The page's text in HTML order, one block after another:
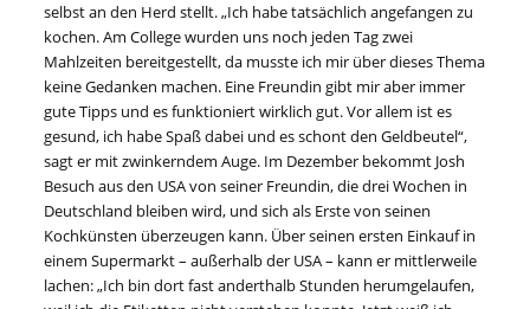
selbst an den Herd stellt. „Ich habe tatsächlich angefangen zu
kochen. Am College wurden uns noch jeden Tag zwei
Mahlzeiten bereitgestellt, da musste ich mir über dieses Thema
keine Gedanken machen. Eine Freundin gibt mir aber immer
gute Tipps und es funktioniert wirklich gut. Vor allem ist es
gesund, ich habe Spaß dabei und es schont den Geldbeutel“,
sagt er mit zwinkerndem Auge. Im Dezember bekommt Josh
Besuch aus den USA von seiner Freundin, die drei Wochen in
Deutschland bleiben wird, und sich als Erste von seinen
Kochkünsten überzeugen kann. Über seinen ersten Einkauf in
einem Supermarkt – außerhalb der USA – kann er mittlerweile
lachen: „Ich bin dort fast anderthalb Stunden herumgelaufen,